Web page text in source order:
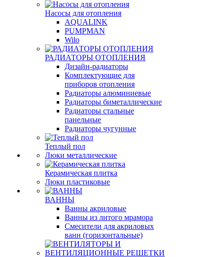
Насосы для отопления
AQUALINK
PUMPMAN
Wilo
РАДИАТОРЫ ОТОПЛЕНИЯ
Дизайн-радиаторы
Комплектующие для
приборов отопления
Радиаторы алюминиевые
Радиаторы биметаллические
Радиаторы стальные
панельные
Радиаторы чугунные
Теплый пол
Люки металлические
Керамическая плитка
Люки пластиковые
ВАННЫ
Ванны акриловые
Ванны из литого мрамора
Смесители для акриловых
ванн (горизонтальные)